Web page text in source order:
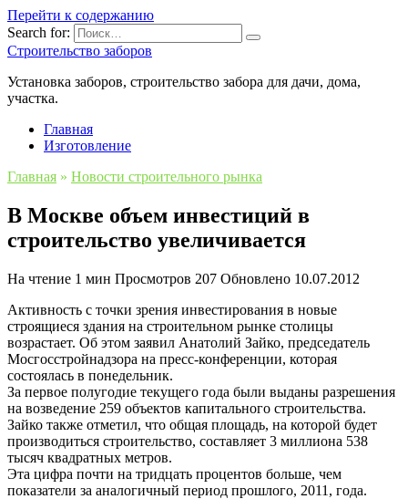
Перейти к содержанию
Search for:
Строительство заборов
Установка заборов, строительство забора для дачи, дома,
участка.
Главная
Изготовление
Главная » Новости строительного рынка
В Москве объем инвестиций в
строительство увеличивается
На чтение 1 мин Просмотров 207 Обновлено 10.07.2012
Активность с точки зрения инвестирования в новые
строящиеся здания на строительном рынке столицы
возрастает. Об этом заявил Анатолий Зайко, председатель
Мосгосстройнадзора на пресс-конференции, которая
состоялась в понедельник.
За первое полугодие текущего года были выданы разрешения
на возведение 259 объектов капитального строительства.
Зайко также отметил, что общая площадь, на которой будет
производиться строительство, составляет 3 миллиона 538
тысяч квадратных метров.
Эта цифра почти на тридцать процентов больше, чем
показатели за аналогичный период прошлого, 2011, года.